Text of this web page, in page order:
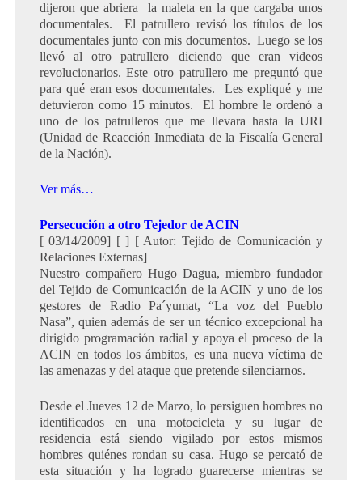
dijeron que abriera la maleta en la que cargaba unos
documentales. El patrullero revisó los títulos de los
documentales junto con mis documentos. Luego se los
llevó al otro patrullero diciendo que eran videos
revolucionarios. Este otro patrullero me preguntó que
para qué eran esos documentales. Les expliqué y me
detuvieron como 15 minutos. El hombre le ordenó a
uno de los patrulleros que me llevara hasta la URI
(Unidad de Reacción Inmediata de la Fiscalía General
de la Nación).
Ver más…
Persecución a otro Tejedor de ACIN
[ 03/14/2009] [ ] [ Autor: Tejido de Comunicación y
Relaciones Externas]
Nuestro compañero Hugo Dagua, miembro fundador
del Tejido de Comunicación de la ACIN y uno de los
gestores de Radio Pa´yumat, “La voz del Pueblo
Nasa”, quien además de ser un técnico excepcional ha
dirigido programación radial y apoya el proceso de la
ACIN en todos los ámbitos, es una nueva víctima de
las amenazas y del ataque que pretende silenciarnos.
Desde el Jueves 12 de Marzo, lo persiguen hombres no
identificados en una motocicleta y su lugar de
residencia está siendo vigilado por estos mismos
hombres quiénes rondan su casa. Hugo se percató de
esta situación y ha logrado guarecerse mientras se